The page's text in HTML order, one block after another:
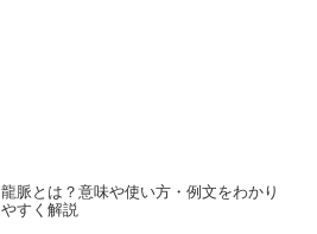
龍脈とは？意味や使い方・例文をわかり
やすく解説